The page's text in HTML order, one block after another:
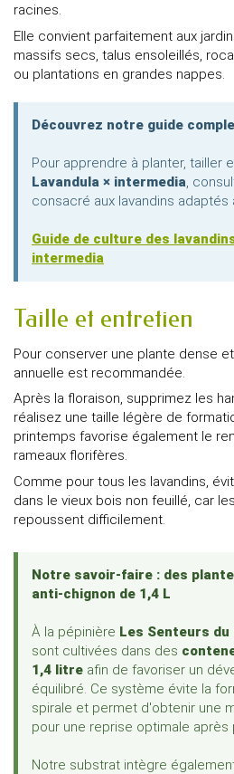
racines.
Elle convient parfaitement aux
massifs secs, talus ensoleillés,
ou plantations en grandes nappes.
Découvrez notre guide
Pour apprendre à planter, tailler
Lavandula × intermedia ,
consacré aux lavandins adaptés
Guide de culture des
intermedia
Taille et entretien
Pour conserver une plante dense
annuelle est recommandée.
Après la floraison, supprimez les
réalisez une taille légère de
printemps favorise également le
rameaux florifères.
Comme pour tous les lavandins,
dans le vieux bois non feuillé, car
repoussent difficilement.
Notre savoir-faire : des
anti-chignon de 1,4 L
À la pépinière Les Senteurs du
sont cultivées dans des
1,4 litre afin de favoriser un
équilibré. Ce système évite la
spirale et permet d'obtenir une
pour une reprise optimale après
Notre substrat intègre